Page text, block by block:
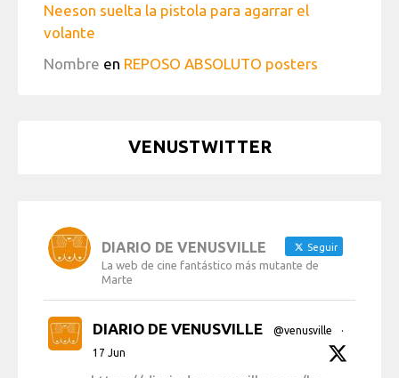
Neeson suelta la pistola para agarrar el
volante
Nombre en REPOSO ABSOLUTO posters
VENUSTWITTER
DIARIO DE VENUSVILLE Seguir
La web de cine fantástico más mutante de
Marte
DIARIO DE VENUSVILLE @venusville
·
17 Jun